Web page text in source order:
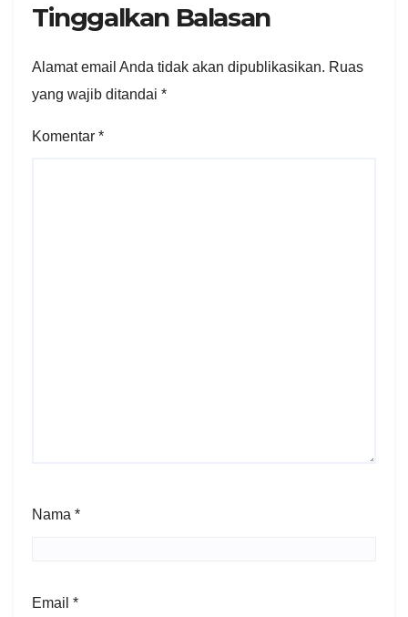
Tinggalkan Balasan
Alamat email Anda tidak akan dipublikasikan. Ruas
yang wajib ditandai *
Komentar *
Nama *
Email *